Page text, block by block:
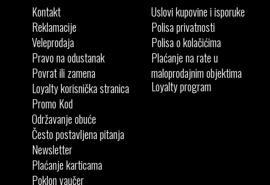
Kontakt
Reklamacije
Veleprodaja
Pravo na odustanak
Povrat ili zamena
Loyalty korisnička stranica
Promo Kod
Održavanje obuće
Često postavljena pitanja
Newsletter
Plaćanje karticama
Poklon vaučer
Uslovi kupovine i isporuke
Polisa privatnosti
Polisa o kolačićima
Plaćanje na rate u
maloprodajnim objektima
Loyalty program